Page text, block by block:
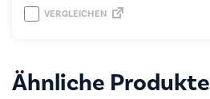
VERGLEICHEN
Ähnliche Produkte